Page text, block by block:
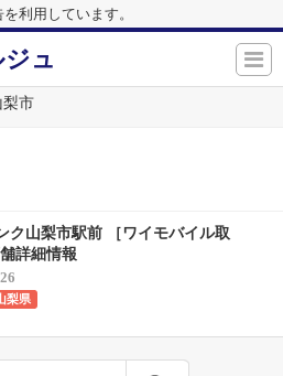
利用しています。
ュ
梨市
ク山梨市駅前 ［ワイモバイル取
詳細情報
梨県